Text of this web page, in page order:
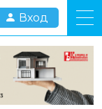
Вход